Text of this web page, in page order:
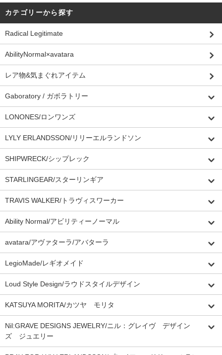
カテゴリーから探す
Radical Legitimate
AbilityNormal×avatara
レア物&気まぐれアイテム
Gaboratory / ガボラトリー
LONONES/ロンワンズ
LYLY ERLANDSSON/リリーエルランドソン
SHIPWRECK/シップレック
STARLINGEAR/スターリンギア
TRAVIS WALKER/トラヴィスワーカー
Ability Normal/アビリティーノーマル
avatara/アヴァターラ/アバターラ
LegioMade/レギオメイド
Loud Style Design/ラウドスタイルデザイン
KATSUYA MORITA/カツヤ モリタ
Nil:GRAVE DESIGNS JEWELRY/ニル：グレイヴ デザイン
ズ ジュエリー